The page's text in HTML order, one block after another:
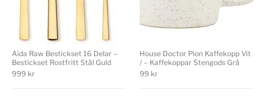
Aida Raw Bestickset 16 Delar –
Bestickset Rostfritt Stål Guld
999 kr
House Doctor Pion Kaffekopp Vit
/ – Kaffekoppar Stengods Grå
99 kr